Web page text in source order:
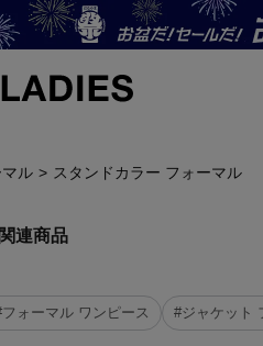
ル スタンドカラー フォーマル
連商品
ォーマル ワンピース #ジャケット